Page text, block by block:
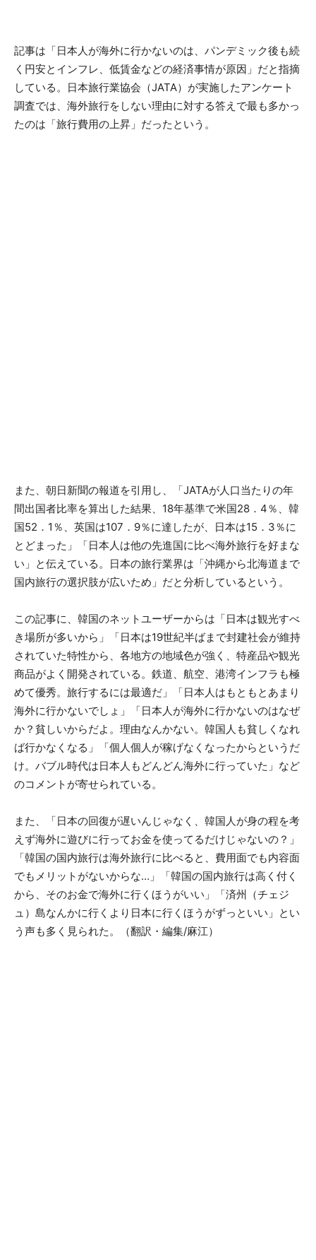
記事は「日本人が海外に行かないのは、パンデミック後も続
く円安とインフレ、低賃金などの経済事情が原因」だと指摘
している。日本旅行業協会（JATA）が実施したアンケート
調査では、海外旅行をしない理由に対する答えで最も多かっ
たのは「旅行費用の上昇」だったという。
また、朝日新聞の報道を引用し、「JATAが人口当たりの年
間出国者比率を算出した結果、18年基準で米国28．4％、韓
国52．1％、英国は107．9％に達したが、日本は15．3％に
とどまった」「日本人は他の先進国に比べ海外旅行を好まな
い」と伝えている。日本の旅行業界は「沖縄から北海道まで
国内旅行の選択肢が広いため」だと分析しているという。
この記事に、韓国のネットユーザーからは「日本は観光すべ
き場所が多いから」「日本は19世紀半ばまで封建社会が維持
されていた特性から、各地方の地域色が強く、特産品や観光
商品がよく開発されている。鉄道、航空、港湾インフラも極
めて優秀。旅行するには最適だ」「日本人はもともとあまり
海外に行かないでしょ」「日本人が海外に行かないのはなぜ
か？貧しいからだよ。理由なんかない。韓国人も貧しくなれ
ば行かなくなる」「個人個人が稼げなくなったからというだ
け。バブル時代は日本人もどんどん海外に行っていた」など
のコメントが寄せられている。
また、「日本の回復が遅いんじゃなく、韓国人が身の程を考
えず海外に遊びに行ってお金を使ってるだけじゃないの？」
「韓国の国内旅行は海外旅行に比べると、費用面でも内容面
でもメリットがないからな…」「韓国の国内旅行は高く付く
から、そのお金で海外に行くほうがいい」「済州（チェジ
ュ）島なんかに行くより日本に行くほうがずっといい」とい
う声も多く見られた。（翻訳・編集/麻江）